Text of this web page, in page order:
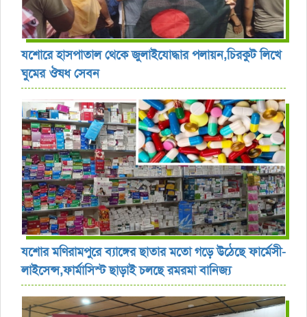
যশোরে হাসপাতাল থেকে জুলাইযোদ্ধার পলায়ন,চিরকুট লিখে
ঘুমের ঔষধ সেবন
যশোর ‎মণিরামপুরে ব্যাঙ্গের ছাতার মতো গড়ে উঠেছে ফার্মেসী-
লাইসেন্স,ফার্মাসিস্ট ছাড়াই চলছে রমরমা বানিজ্য ‎